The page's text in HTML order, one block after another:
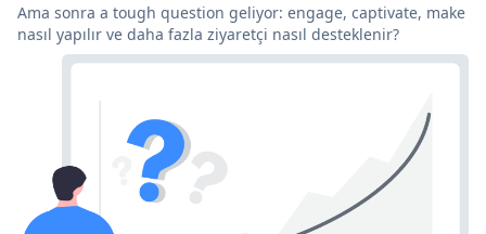
Ama sonra a tough question geliyor: engage, captivate, make
nasıl yapılır ve daha fazla ziyaretçi nasıl desteklenir?